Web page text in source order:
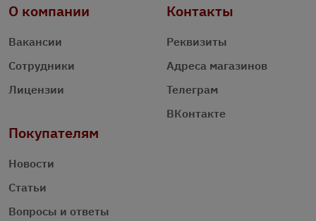
О компании
Вакансии
Сотрудники
Лицензии
Контакты
Реквизиты
Адреса магазинов
Телеграм
ВКонтакте
Покупателям
Новости
Статьи
Вопросы и ответы